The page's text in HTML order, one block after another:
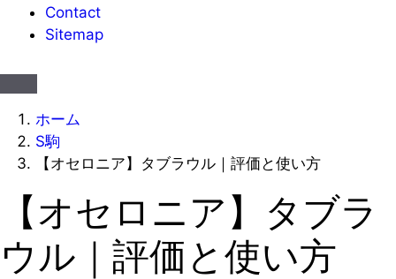
Contact
Sitemap
ホーム
S駒
【オセロニア】タブラウル｜評価と使い方
【オセロニア】タブラ
ウル｜評価と使い方